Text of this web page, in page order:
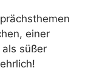
einer
süßer